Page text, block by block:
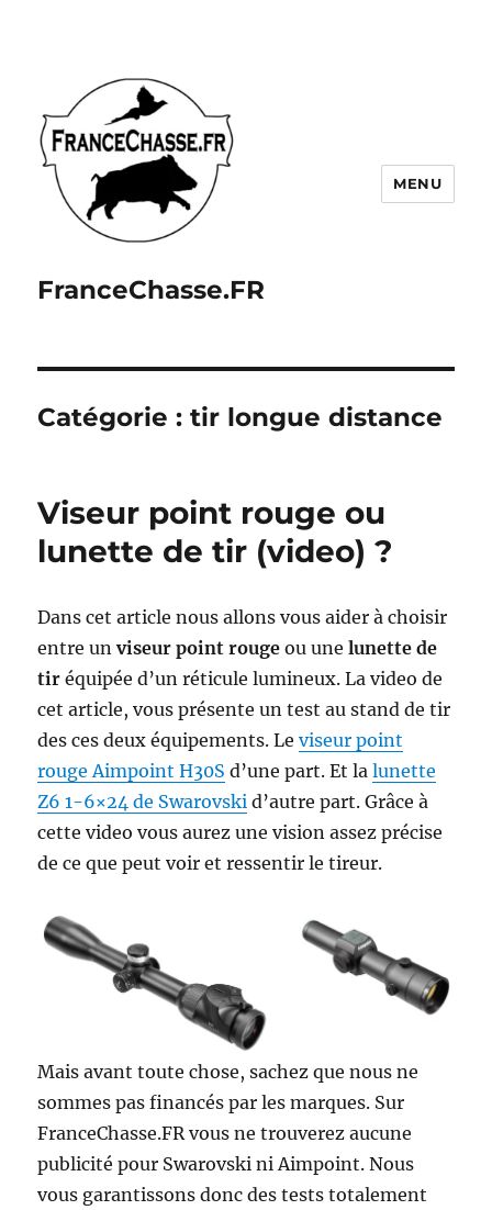
FranceChasse.FR
MENU
Catégorie :tir longue distance
Viseur point rouge ou
lunette de tir (video) ?
Dans cet article nous allons vous aider à choisir
entre unviseur point rouge ou unelunette de
tir équipée d’un réticule lumineux. La video de
cet article, vous présente un test au stand de tir
des ces deux équipements. Leviseur point
rouge Aimpoint H30S d’une part. Et lalunette
Z6 1-6×24 de Swarovski d’autre part. Grâce à
cette video vous aurez une vision assez précise
de ce que peut voir et ressentir le tireur.
Mais avant toute chose, sachez que nous ne
sommes pas financés par les marques. Sur
FranceChasse.FR vous ne trouverez aucune
publicité pour Swarovski ni Aimpoint. Nous
vous garantissons donc des tests totalement